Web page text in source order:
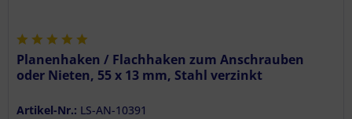
Planenhaken / Flachhaken zum Anschrauben
oder Nieten, 55 x 13 mm, Stahl verzinkt
Artikel-Nr.: LS-AN-10391